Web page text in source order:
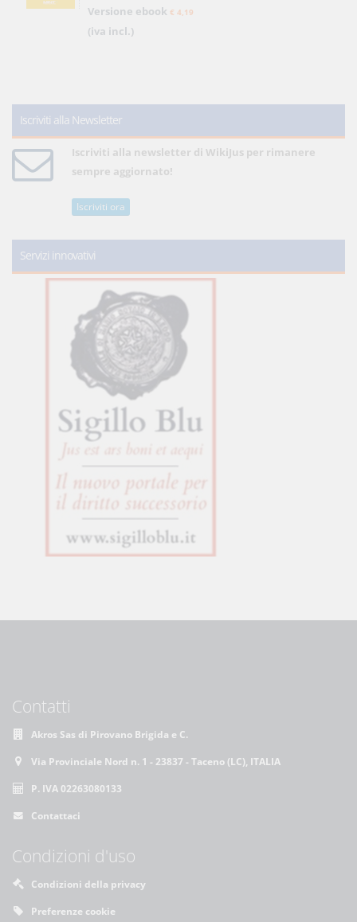
Versione ebook € 4,19
(iva incl.)
Iscriviti alla Newsletter
Iscriviti alla newsletter di WikiJus per rimanere
sempre aggiornato!
Iscriviti ora
Servizi innovativi
Contatti
Akros Sas di Pirovano Brigida e C.
Via Provinciale Nord n. 1 - 23837 - Taceno (LC), ITALIA
P. IVA 02263080133
Contattaci
Condizioni d'uso
Condizioni della privacy
Preferenze cookie